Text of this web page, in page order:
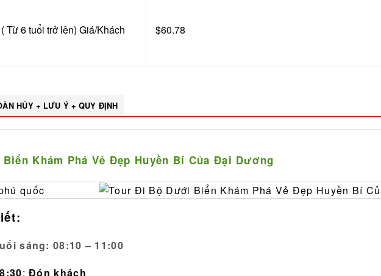
Từ 6 tuổi trở lên) Giá/Khách $60.78
HỦY + LƯU Ý + QUY ĐỊNH
Khám Phá Vẻ Đẹp Huyền Bí Của Đại Dương
sáng: 08:10 – 11:00
:Đón khách